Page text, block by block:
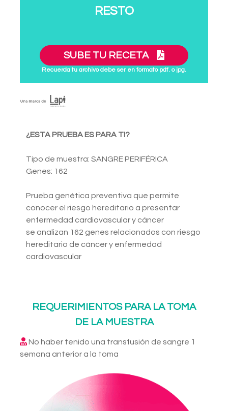
RESTO
SUBE TU RECETA
Recuerda tu archivo debe ser en formato pdf. o jpg.
¿ESTA PRUEBA ES PARA TI?
Tipo de muestra: SANGRE PERIFÉRICA
Genes: 162
Prueba genética preventiva que permite
conocer el riesgo hereditario a presentar
enfermedad cardiovascular y cáncer
se analizan 162 genes relacionados con riesgo
hereditario de cáncer y enfermedad
cardiovascular
REQUERIMIENTOS PARA LA TOMA
DE LA MUESTRA
No haber tenido una transfusión de sangre 1
semana anterior a la toma